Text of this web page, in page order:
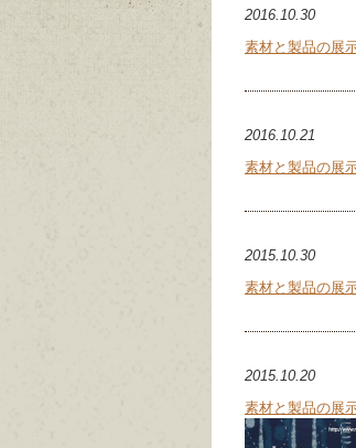
2016.10.30
素材と製品の展
2016.10.21
素材と製品の展
2015.10.30
素材と製品の展
2015.10.20
素材と製品の展